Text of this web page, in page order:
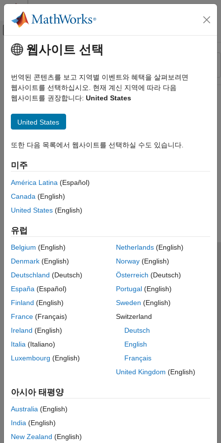
콘텐츠로 바로 가기
오프캔버스 탐색 메뉴 토글
리소스
상태
주요 콘텐츠
웹사이트 선택
번역된 콘텐츠를 보고 지역별 이벤트와 혜택을 살펴보려면
웹사이트를 선택하십시오. 현재 계신 지역에 따라 다음
웹사이트를 권장합니다: United States
United States
또한 다음 목록에서 웹사이트를 선택하실 수도 있습니다.
미주
América Latina (Español)
Canada (English)
United States (English)
유럽
Belgium (English)
Denmark (English)
Deutschland (Deutsch)
España (Español)
Finland (English)
France (Français)
Ireland (English)
Italia (Italiano)
Luxembourg (English)
Netherlands(English)
Norway(English)
Österreich (Deutsch)
Portugal(English)
Sweden (English)
Switzerland
Deutsch
English
Français
United Kingdom (English)
아시아 태평양
Australia (English)
India (English)
New Zealand (English)
신뢰 센터 등록 상표 개인정보 취급방침
불법 복제 방지
애플리케이션 상태
© 1994-2026 The MathWorks, Inc.